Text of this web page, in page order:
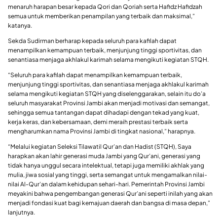
menaruh harapan besar kepada Qori dan Qoriah serta Hafidz Hafidzah
semua untuk memberikan penampilan yang terbaik dan maksimal,”
katanya.
Sekda Sudirman berharap kepada seluruh para kafilah dapat
menampilkan kemampuan terbaik, menjunjung tinggi sportivitas, dan
senantiasa menjaga akhlakul karimah selama mengikuti kegiatan STQH.
“Seluruh para kafilah dapat menampilkan kemampuan terbaik,
menjunjung tinggi sportivitas, dan senantiasa menjaga akhlakul karimah
selama mengikuti kegiatan STQH yang diselenggarakan, selain itu do’a
seluruh masyarakat Provinsi Jambi akan menjadi motivasi dan semangat,
sehingga semua tantangan dapat dihadapi dengan tekad yang kuat,
kerja keras, dan kebersamaan, demi meraih prestasi terbaik serta
mengharumkan nama Provinsi Jambi di tingkat nasional,” harapnya.
“Melalui kegiatan Seleksi Tilawatil Qur’an dan Hadist (STQH), Saya
harapkan akan lahir generasi muda Jambi yang Qur’ani, generasi yang
tidak hanya unggul secara intelektual, tetapi juga memiliki akhlak yang
mulia, jiwa sosial yang tinggi, serta semangat untuk mengamalkan nilai-
nilai Al-Qur’an dalam kehidupan sehari-hari. Pemerintah Provinsi Jambi
meyakini bahwa pengembangan generasi Qur’ani seperti inilah yang akan
menjadi fondasi kuat bagi kemajuan daerah dan bangsa di masa depan,”
lanjutnya.